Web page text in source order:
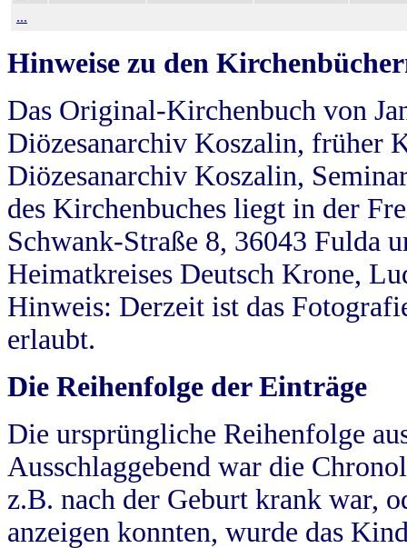
...
Hinweise zu den
Das Original-Kirchenbuch von
Diözesanarchiv Koszalin, früher
Diözesanarchiv Koszalin,
des Kirchenbuches liegt in der
Schwank-Straße 8, 36043 Fulda
Heimatkreises Deutsch Krone,
Hinweis: Derzeit ist das
erlaubt.
Die Reihenfolge der Einträge
Die ursprüngliche Reihenfolge
Ausschlaggebend war die
z.B. nach der Geburt krank war,
anzeigen konnten, wurde das